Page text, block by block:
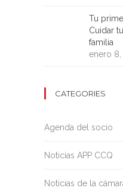
Tu
Cuidar
familia
enero 8,
CATEGORIES
Agenda del socio
Noticias APP CCQ
Noticias de la